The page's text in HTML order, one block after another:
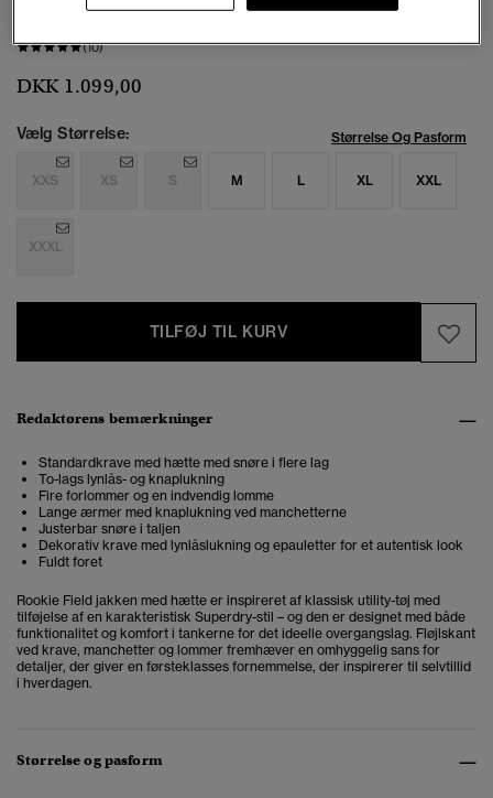
Rookie Field jakke med hætte
(10)
DKK 1.099,00
Vælg Størrelse: Størrelse Og Pasform
XXS XS S M L XL XXL
XXXL
TILFØJ TIL KURV
Redaktørens bemærkninger
Standardkrave med hætte med snøre i flere lag
To-lags lynlås- og knaplukning
Fire forlommer og en indvendig lomme
Lange ærmer med knaplukning ved manchetterne
Justerbar snøre i taljen
Dekorativ krave med lynlåslukning og epauletter for et autentisk look
Fuldt foret
Rookie Field jakken med hætte er inspireret af klassisk utility-tøj med
tilføjelse af en karakteristisk Superdry-stil – og den er designet med både
funktionalitet og komfort i tankerne for det ideelle overgangslag. Fløjlskant
ved krave, manchetter og lommer fremhæver en omhyggelig sans for
detaljer, der giver en førsteklasses fornemmelse, der inspirerer til selvtillid
i hverdagen.
Størrelse og pasform